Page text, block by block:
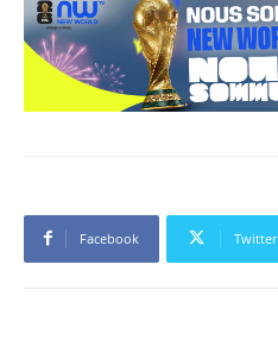
Facebook Twitter